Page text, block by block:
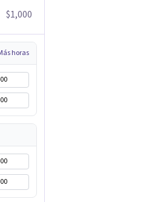
$1,000
horas